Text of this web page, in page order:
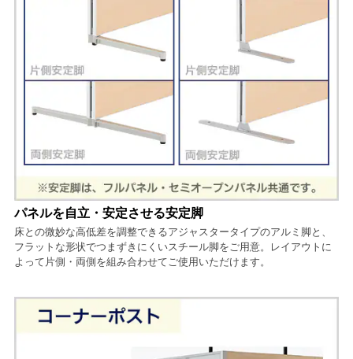
パネルを自立・安定させる安定脚
床との微妙な高低差を調整できるアジャスタータイプのアルミ脚と、
フラットな形状でつまずきにくいスチール脚をご用意。レイアウトに
よって片側・両側を組み合わせてご使用いただけます。